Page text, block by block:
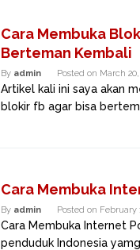
Cara Membuka
Berteman Kembali
By admin Posted on March 20,
Artikel kali ini saya akan
blokir fb agar bisa
Cara Membuka
By admin Posted on February
Cara Membuka Internet
penduduk Indonesia